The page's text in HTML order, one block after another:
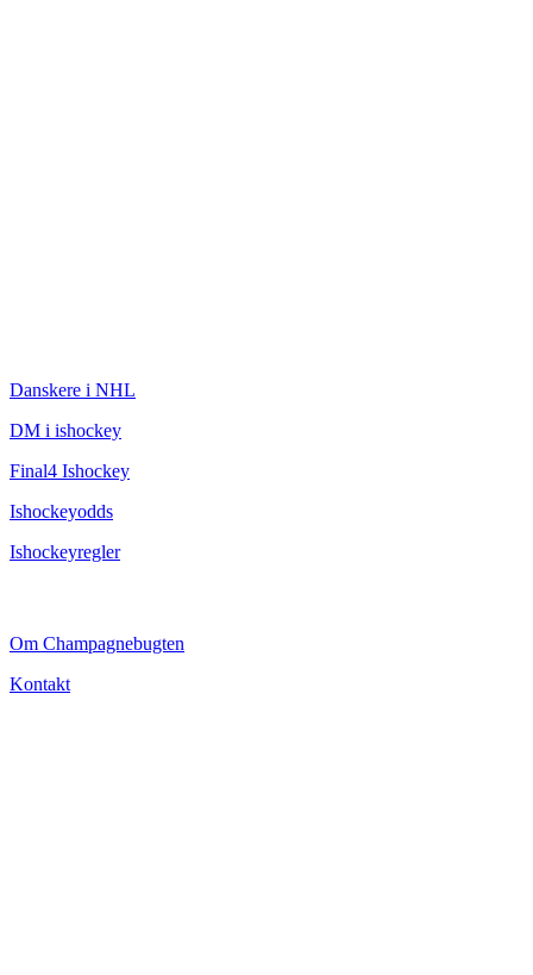
Danskere i NHL
DM i ishockey
Final4 Ishockey
Ishockeyodds
Ishockeyregler
Om Champagnebugten
Kontakt